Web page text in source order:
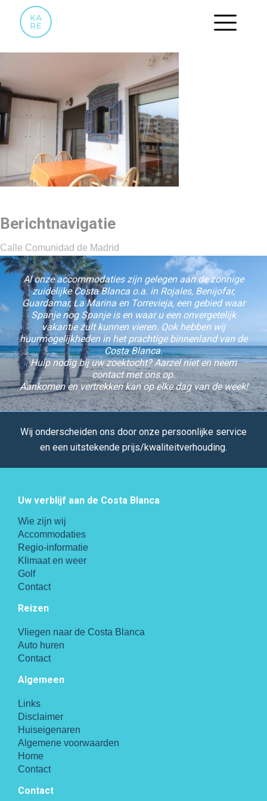
Berichtnavigatie
Calle Comunidad de Madrid
Al onze accommodaties zijn gelegen aan de zonnige
zuidelijke Costa Blanca o.a. in Rojales, Benijofar,
Guardamar, La Marina en Torrevieja, een gebied waar
Spanje nog Spanje is en waar u een onvergetelijk
vakantie zult kunnen vieren. Ook hebben wij
huurmogelijkheden in het prachtige binnenland van de
Costa Blanca.
Hulp nodig bij uw zoektocht? Aarzel niet en neem
contact met ons op.
Aankomen en vertrekken kan op elke dag van de week!
Wij onderscheiden ons door onze persoonlijke service
en een uitstekende prijs/kwaliteitverhouding.
Uw verblijf aan de Costa Blanca
Wie zijn wij
Accommodaties
Regio-informatie
Klimaat en weer
Golf
Contact
Reizen
Vliegen naar de Costa Blanca
Auto huren
Contact
Algemeen
Links
Disclaimer
Huiseigenaren
Algemene voorwaarden
Home
Contact
Contact